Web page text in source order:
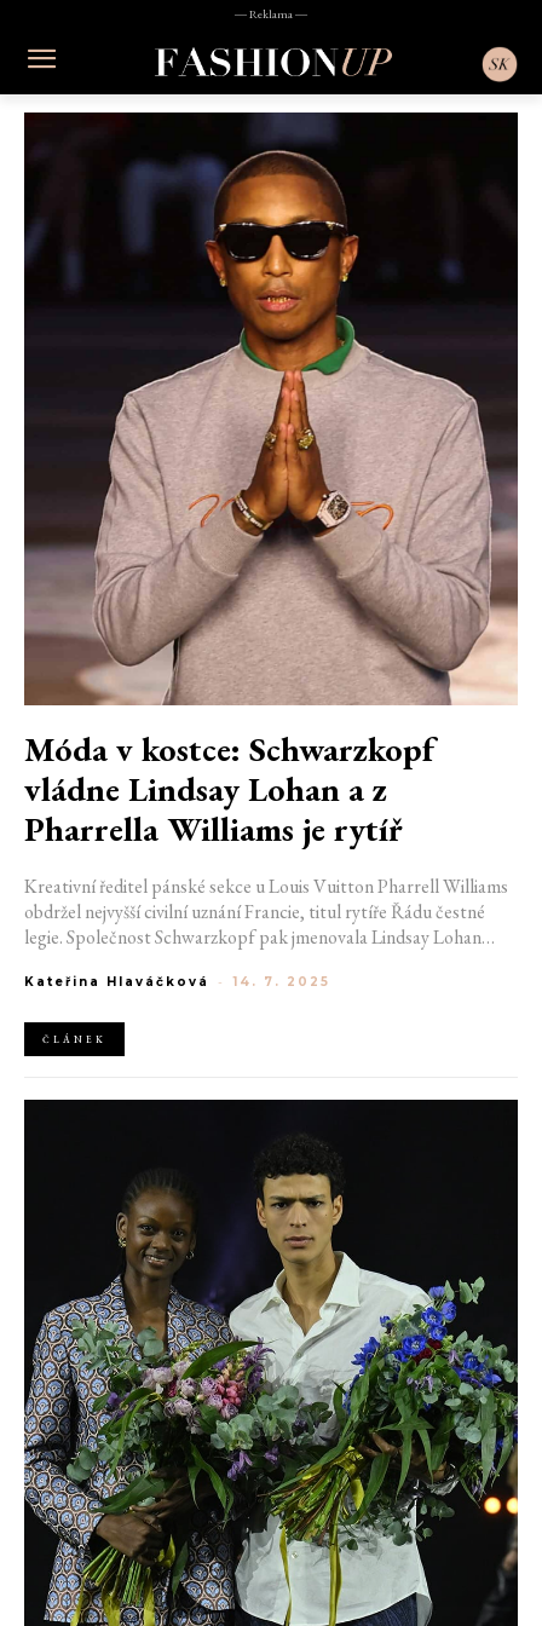
― Reklama ―
Móda v kostce: Schwarzkopf
vládne Lindsay Lohan a z
Pharrella Williams je rytíř
Kreativní ředitel pánské sekce u Louis Vuitton Pharrell Williams
obdržel nejvyšší civilní uznání Francie, titul rytíře Řádu čestné
legie. Společnost Schwarzkopf pak jmenovala Lindsay Lohan
vydaly nové hvězdné kampaně a firma Kourtney Kardashian
Kateřina Hlaváčková - 14. 7. 2025
ČLÁNEK